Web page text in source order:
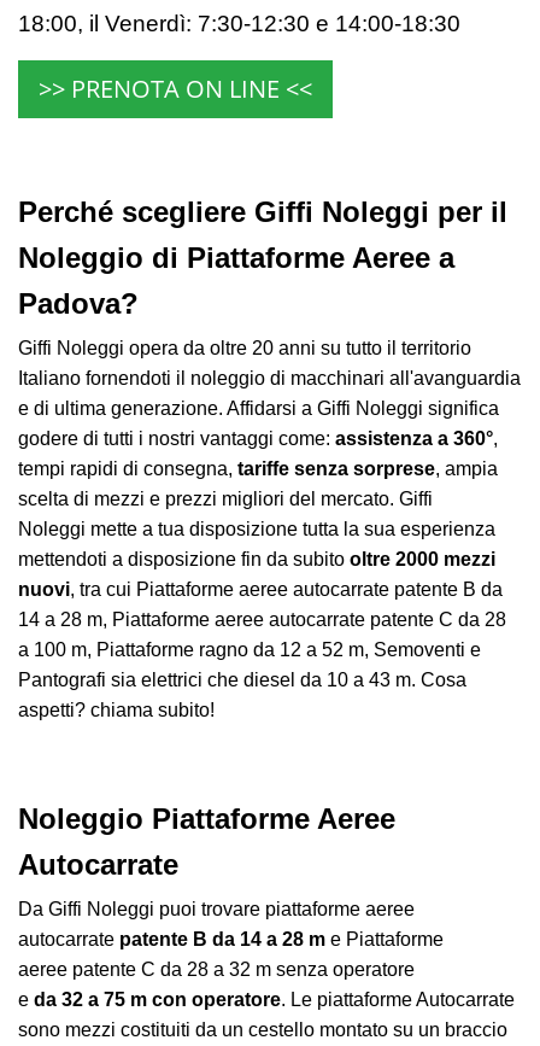
18:00, il Venerdì: 7:30-12:30 e 14:00-18:30
>> PRENOTA ON LINE <<
Perché scegliere Giffi Noleggi per il
Noleggio di Piattaforme Aeree a
Padova?
Giffi Noleggi opera da oltre 20 anni su tutto il territorio
Italiano fornendoti il noleggio di macchinari all'avanguardia
e di ultima generazione. Affidarsi a Giffi Noleggi significa
godere di tutti i nostri vantaggi come: assistenza a 360°,
tempi rapidi di consegna, tariffe senza sorprese, ampia
scelta di mezzi e prezzi migliori del mercato. Giffi
Noleggi mette a tua disposizione tutta la sua esperienza
mettendoti a disposizione fin da subito oltre 2000 mezzi
nuovi, tra cui Piattaforme aeree autocarrate patente B da
14 a 28 m, Piattaforme aeree autocarrate patente C da 28
a 100 m, Piattaforme ragno da 12 a 52 m, Semoventi e
Pantografi sia elettrici che diesel da 10 a 43 m. Cosa
aspetti? chiama subito!
Noleggio Piattaforme Aeree
Autocarrate
Da Giffi Noleggi puoi trovare piattaforme aeree
autocarrate patente B da 14 a 28 m e Piattaforme
aeree patente C da 28 a 32 m senza operatore
e da 32 a 75 m con operatore. Le piattaforme Autocarrate
sono mezzi costituiti da un cestello montato su un braccio